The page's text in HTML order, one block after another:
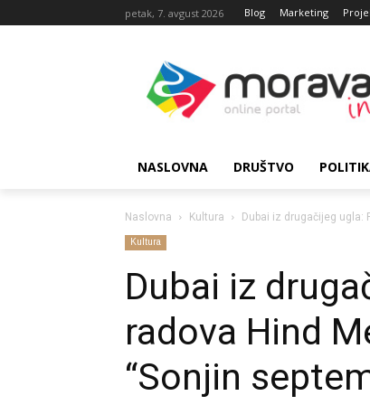
petak, 7. avgust 2026 Blog Marketing
NASLOVNA DRUŠTVO
Naslovna Kultura Dubai iz drugačijeg ugla:
Kultura
Dubai iz
radova Hind
“Sonjin